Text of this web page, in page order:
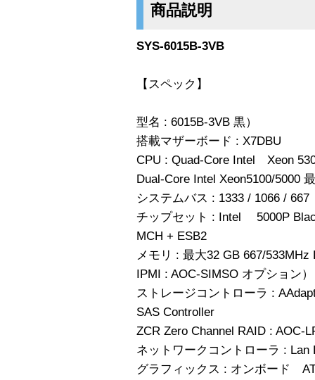
商品説明
SYS-6015B-3VB
【スペック】
型名 : 6015B-3VB 黒）
搭載マザーボード : X7DBU
CPU : Quad-Core Intel Xeon
Dual-Core Intel Xeon5100/5000
システムバス : 1333 / 1066 / 667
チップセット : Intel 5000P
MCH + ESB2
メモリ : 最大32 GB 667/533MHz
IPMI : AOC-SIMSO オプション）
ストレージコントローラ :
SAS Controller
ZCR Zero Channel RAID : AOC-
ネットワークコントローラ : Lan
グラフィックス : オンボード